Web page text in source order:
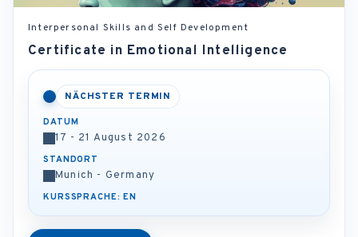
Interpersonal Skills and Self Development
Certificate in Emotional Intelligence
NÄCHSTER TERMIN
DATUM
17 - 21 August 2026
STANDORT
Munich - Germany
KURSSPRACHE: EN